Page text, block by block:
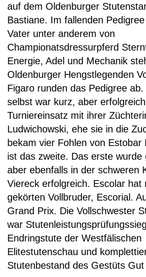
auf dem Oldenburger
Bastiane. Im fallenden
Vater unter anderem von
Championatsdressurpferd
Energie, Adel und Mechanik
Oldenburger Hengstlegenden
Figaro runden das Pedigree
selbst war kurz, aber
Turniereinsatz mit ihrer
Ludwichowski, ehe sie in die
bekam vier Fohlen von Estobar
ist das zweite. Das erste wurde
aber ebenfalls in der schweren
Viereck erfolgreich. Escolar hat
gekörten Vollbruder, Escorial.
Grand Prix. Die Vollschwester
war
Endringstute der Westfälischen
Elitestutenschau und
Stutenbestand des Gestüts Gut